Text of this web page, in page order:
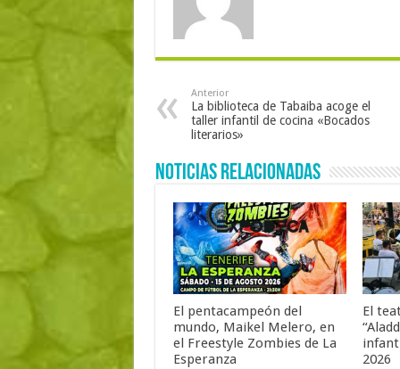
Anterior
La biblioteca de Tabaiba acoge el
taller infantil de cocina «Bocados
literarios»
Noticias Relacionadas
El pentacampeón del
mundo, Maikel Melero, en
el Freestyle Zombies de La
Esperanza
El
2026